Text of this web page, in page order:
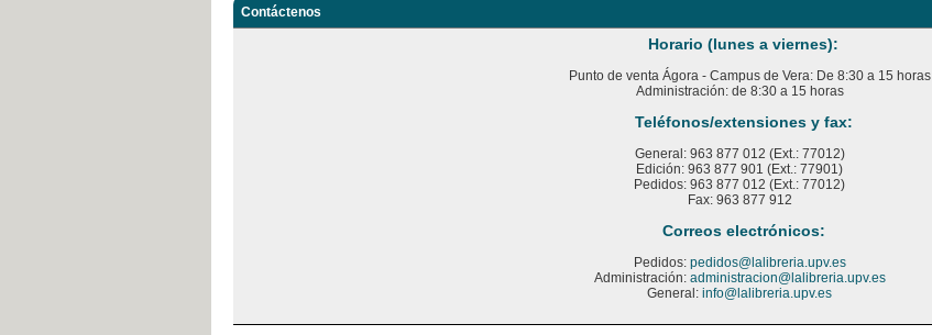
Contáctenos
Horario (lunes a viernes):
Punto de venta Ágora - Campus de Vera: De 8:30 a 15 horas
Administración: de 8:30 a 15 horas
Teléfonos/extensiones y fax:
General: 963 877 012 (Ext.: 77012)
Edición: 963 877 901 (Ext.: 77901)
Pedidos: 963 877 012 (Ext.: 77012)
Fax: 963 877 912
Correos electrónicos:
Pedidos: pedidos@lalibreria.upv.es
Administración: administracion@lalibreria.upv.es
General: info@lalibreria.upv.es